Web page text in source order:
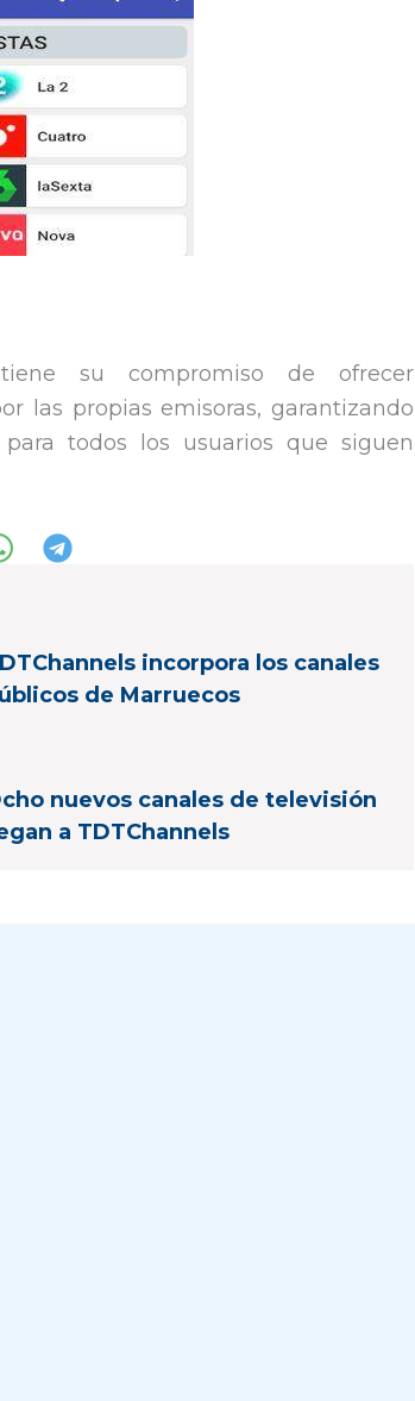
su compromiso de ofrecer
las propias emisoras, garantizando
todos los usuarios que siguen
incorpora los canales
de Marruecos
nuevos canales de televisión
a TDTChannels